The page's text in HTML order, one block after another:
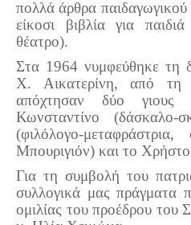
Φωτορεπορτάζ
Δημοτικά Τραγούδια
Albums Φωτογραφιών
Παλιές Φωτογραφίες του 1930
Πετρόκτιστα Σπίτια - Εκκλησίες
Πανοραμικές φωτογραφίες
Σύνδεσμοι
πολλά άρθρα
είκοσι βιβλία για
θέατρο).
Στα 1964 νυμφεύθηκε τη
Χ. Αικατερίνη, από τη
απόχτησαν δύο
Κωνσταντίνο (δάσκαλο-
(φιλόλογο-
Μπουριγιόν) και το
Για τη συμβολή του
συλλογικά μας πράγματα
ομιλίας του προέδρου του